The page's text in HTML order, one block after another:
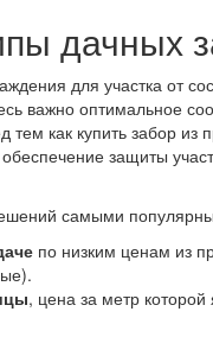
дачных
для участка от
важно оптимальное
как купить забор
защиты
самыми
по низким ценам из
, цена за метр